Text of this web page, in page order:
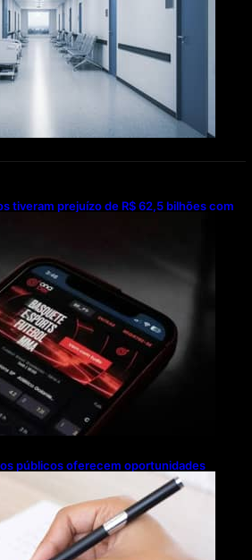
tiveram prejuízo de R$ 62,5 bilhões com
públicos oferecem oportunidades